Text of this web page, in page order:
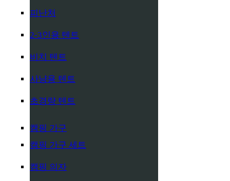
피난처
2-3인용 텐트
비치 텐트
사냥용 텐트
초경량 텐트
캠핑 가구
캠핑 가구 세트
캠핑 의자